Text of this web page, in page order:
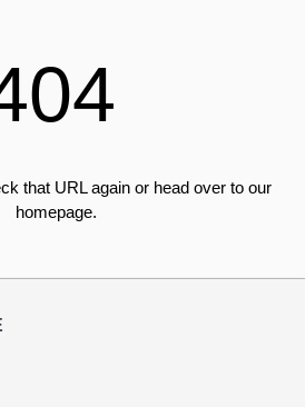
that URL again or head over to our
homepage.